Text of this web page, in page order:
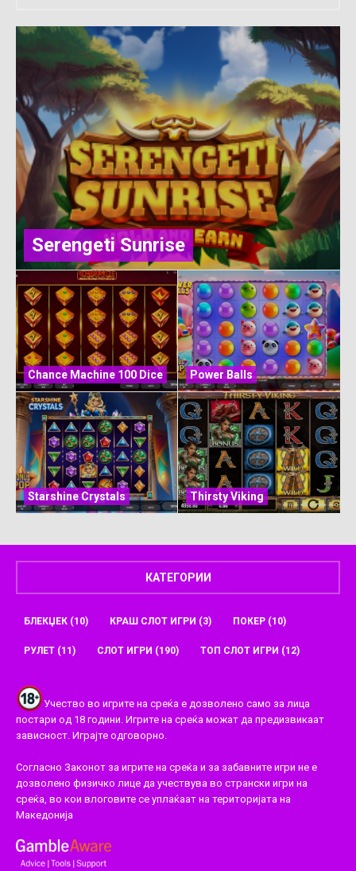
Serengeti Sunrise
Chance Machine 100 Dice Power Balls
Starshine Crystals Thirsty Viking
КАТЕГОРИИ
БЛЕКЏЕК (10) КРАШ СЛОТ ИГРИ (3) ПОКЕР (10)
РУЛЕТ (11) СЛОТ ИГРИ (190) ТОП СЛОТ ИГРИ (12)
Учество во игрите на среќа е дозволено само за лица
постари од 18 години. Игрите на среќа можат да предизвикаат
зависност. Играјте одговорно.
Согласно Законот за игрите на среќа и за забавните игри не е
дозволено физичко лице да учествува во странски игри на
среќа, во кои влоговите се уплаќаат на територијата на
Македонија